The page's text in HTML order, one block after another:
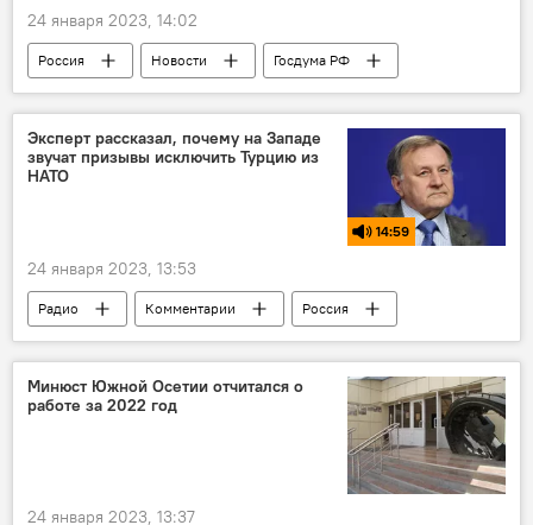
24 января 2023, 14:02
Россия Новости
Госдума РФ
Граница
Эксперт рассказал, почему на Западе
звучат призывы исключить Турцию из
НАТО
14:59
24 января 2023, 13:53
Радио Комментарии
Россия
Турция
НАТО
США
В мире
Политика
Минюст Южной Осетии отчитался о
работе за 2022 год
24 января 2023, 13:37